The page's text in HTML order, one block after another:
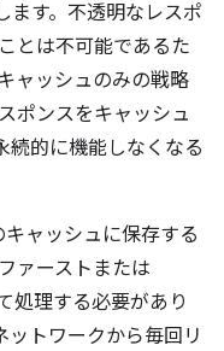
ます。不透明なレスポ
とは不可能であるた
ャッシュのみの戦略
ポンスをキャッシュ
続的に機能しなくなる
ャッシュに保存する
ァーストまたは
処理する必要があり
ットワークから毎回リ